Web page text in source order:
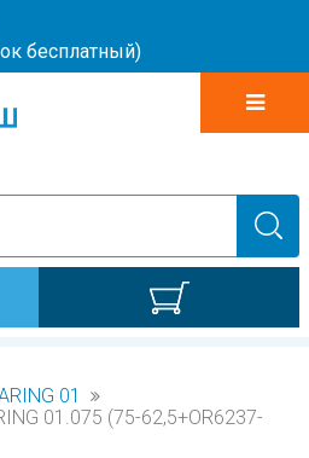
бесплатный)
01
01.075 (75-62,5+OR6237-